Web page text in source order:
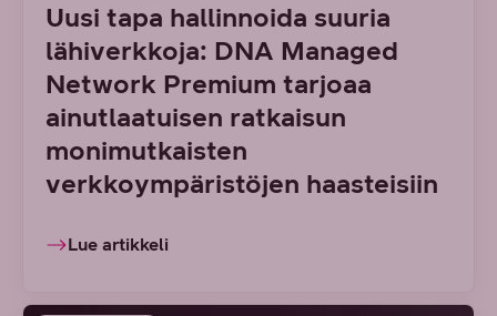
Uusi tapa hallinnoida suuria
lähiverkkoja: DNA Managed
Network Premium tarjoaa
ainutlaatuisen ratkaisun
monimutkaisten
verkkoympäristöjen haasteisiin
Lue artikkeli